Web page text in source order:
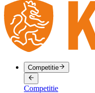
Competitie
Competitie